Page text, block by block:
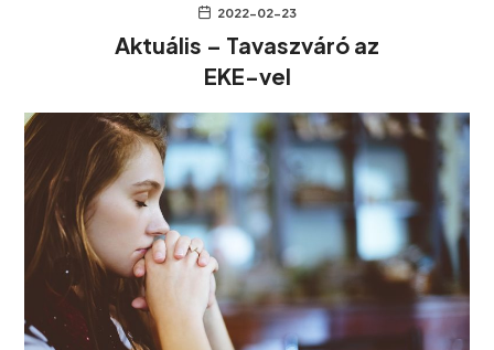
2022-02-23
Aktuális – Tavaszváró az
EKE-vel